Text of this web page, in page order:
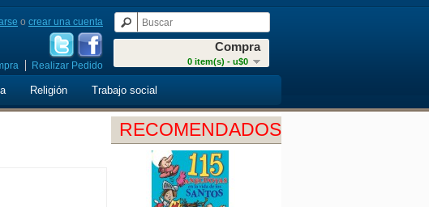
Compra
0 item(s) - u$0
o crear una cuenta
Realizar Pedido
Religión Trabajo social
RECOMENDADOS